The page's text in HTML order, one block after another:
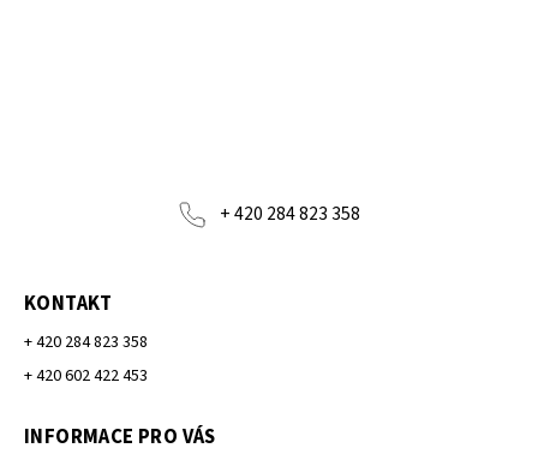
+ 420 284 823 358
KONTAKT
+ 420 284 823 358
+ 420 602 422 453
INFORMACE PRO VÁS